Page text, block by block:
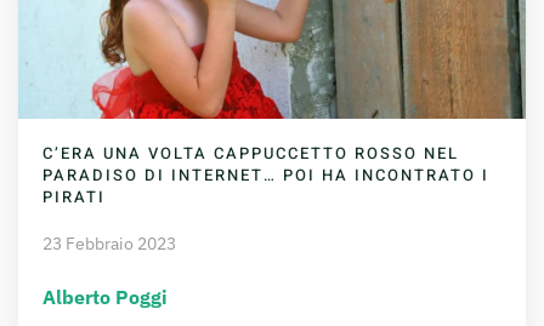
C’ERA UNA VOLTA CAPPUCCETTO ROSSO NEL
PARADISO DI INTERNET… POI HA INCONTRATO I
PIRATI
23 Febbraio 2023
Alberto Poggi